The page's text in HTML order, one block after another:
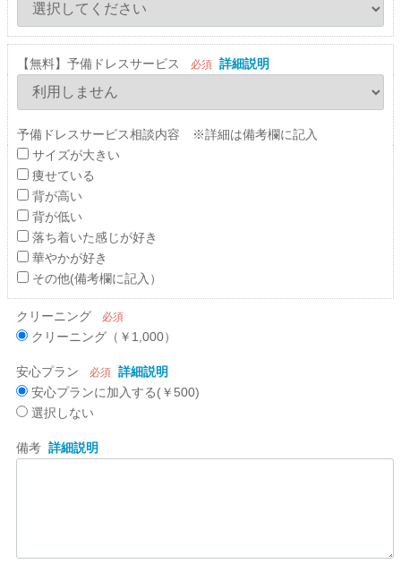
【無料】予備ドレスサービス 必須 詳細説明
予備ドレスサービス相談内容 ※詳細は備考欄に記入
サイズが大きい
痩せている
背が高い
背が低い
落ち着いた感じが好き
華やかが好き
その他(備考欄に記入）
クリーニング 必須
クリーニング（￥1,000）
安心プラン 必須 詳細説明
安心プランに加入する(￥500)
選択しない
備考 詳細説明